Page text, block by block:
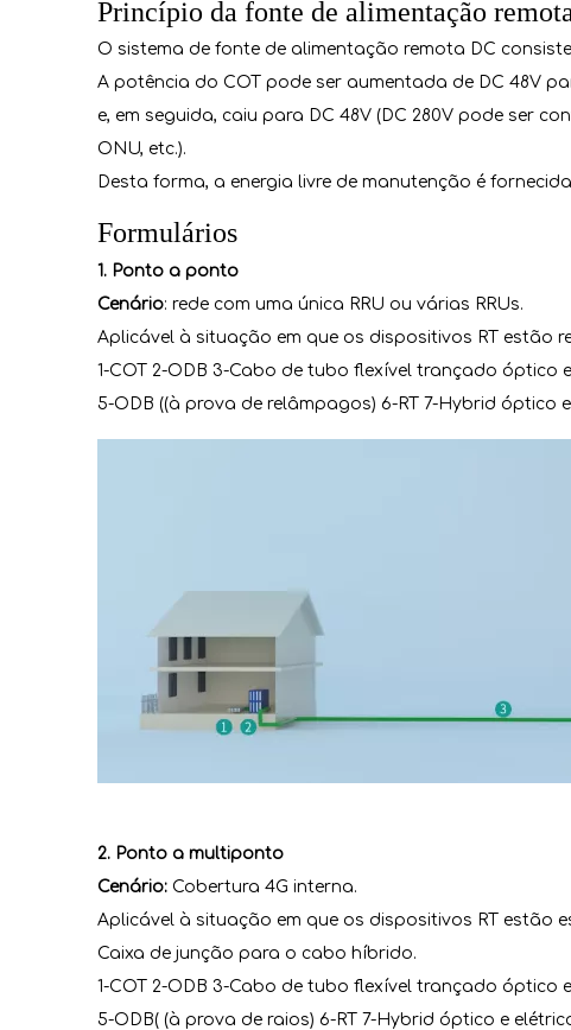
Princípio da fonte de alimentação remota
O sistema de fonte de alimentação remota DC
A potência do COT pode ser aumentada de DC 48V
e, em seguida, caiu para DC 48V (DC 280V pode ser
ONU, etc.).
Desta forma, a energia livre de manutenção é
Formulários
1. Ponto a ponto
Cenário: rede com uma única RRU ou várias RRUs.
Aplicável à situação em que os dispositivos RT estão
1-COT 2-ODB 3-Cabo de tubo flexível trançado
5-ODB ((à prova de relâmpagos) 6-RT 7-Hybrid
2. Ponto a multiponto
Cenário: Cobertura 4G interna.
Aplicável à situação em que os dispositivos RT estão
Caixa de junção para o cabo híbrido.
1-COT 2-ODB 3-Cabo de tubo flexível trançado
5-ODB( (à prova de raios) 6-RT 7-Hybrid óptico e